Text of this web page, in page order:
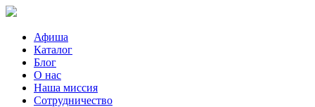
Афиша
Каталог
Блог
О нас
Наша миссия
Сотрудничество